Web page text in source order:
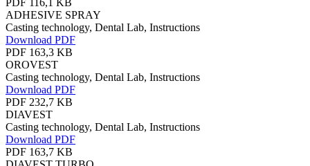
ADHESIVE SPRAY
Casting technology, Dental Lab, Instructions
Download PDF
PDF 163,3 KB
OROVEST
Casting technology, Dental Lab, Instructions
Download PDF
PDF 232,7 KB
DIAVEST
Casting technology, Dental Lab, Instructions
Download PDF
PDF 163,7 KB